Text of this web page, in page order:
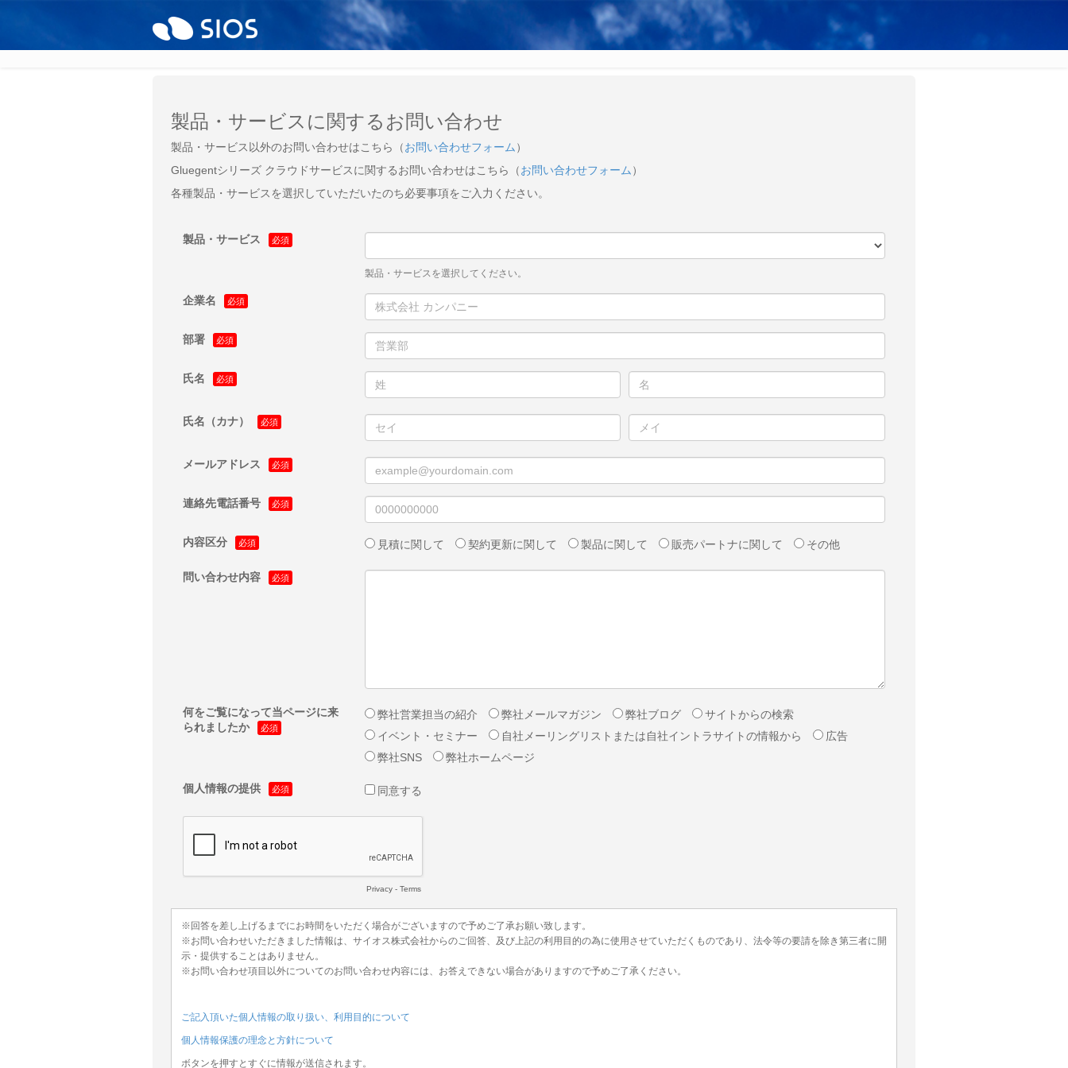
製品・サービスに関するお問い合わせ
製品・サービス以外のお問い合わせはこちら（お問い合わせフォーム ）
Gluegentシリーズ クラウドサービスに関するお問い合わせはこちら（お問い合わせフォーム ）
各種製品・サービスを選択していただいたのち必要事項をご入力ください。
製品・サービス
製品・サービスを選択してください。
企業名
部署
氏名
氏名（カナ）
メールアドレス
連絡先電話番号
内容区分 見積に関して 契約更新に関して 製品に関して 販売パートナに関して その他
問い合わせ内容
何をご覧になって当ページに来
られましたか
弊社営業担当の紹介 弊社メールマガジン 弊社ブログ
サイトからの検索
イベント・セミナー
自社メーリングリストまたは自社イントラサイトの情報から
広告
弊社SNS
弊社ホームページ
個人情報の提供 同意する
Privacy - Terms
※回答を差し上げるまでにお時間をいただく場合がございますので予めご了承お願い致します。
※お問い合わせいただきました情報は、サイオス株式会社からのご回答、及び上記の利用目的の為に使用させていただくものであり、法令等の要請を除き第三者に開
示・提供することはありません。
※お問い合わせ項目以外についてのお問い合わせ内容には、お答えできない場合がありますので予めご了承ください。
ご記入頂いた個人情報の取り扱い、利用目的について
個人情報保護の理念と方針について
ボタンを押すとすぐに情報が送信されます。